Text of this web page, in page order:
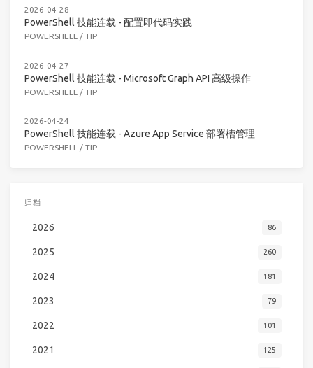
2026-04-28
PowerShell 技能连载 - 配置即代码实践
POWERSHELL / TIP
2026-04-27
PowerShell 技能连载 - Microsoft Graph API 高级操作
POWERSHELL / TIP
2026-04-24
PowerShell 技能连载 - Azure App Service 部署槽管理
POWERSHELL / TIP
归档
2026 86
2025 260
2024 181
2023 79
2022 101
2021 125